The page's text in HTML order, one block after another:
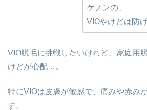
ケノンの、
VIOやけどは防げ
VIO脱毛に挑戦したいけれど、家庭用
けどが心配…。
特にVIOは皮膚が敏感で、痛みや赤み
す。